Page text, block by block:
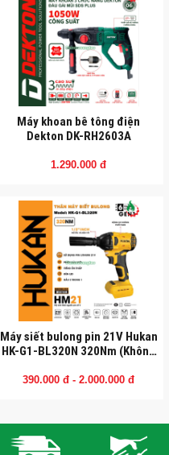
Máy khoan bê tông điện
Dekton DK-RH2603A
1.290.000 đ
Máy siết bulong pin 21V Hukan
HK-G1-BL320N 320Nm (Không
390.000 đ - 2.000.000 đ